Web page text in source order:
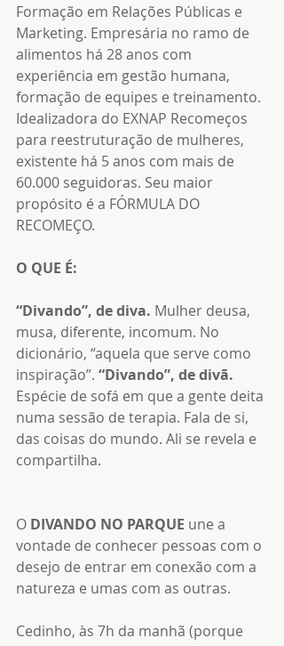
Formação em Relações Públicas e
Marketing. Empresária no ramo de
alimentos há 28 anos com
experiência em gestão humana,
formação de equipes e treinamento.
Idealizadora do EXNAP Recomeços
para reestruturação de mulheres,
existente há 5 anos com mais de
60.000 seguidoras. Seu maior
propósito é a FÓRMULA DO
RECOMEÇO.
O QUE É:
“Divando”, de diva. Mulher deusa,
musa, diferente, incomum. No
dicionário, “aquela que serve como
inspiração”. “Divando”, de divã.
Espécie de sofá em que a gente deita
numa sessão de terapia. Fala de si,
das coisas do mundo. Ali se revela e
compartilha.
O DIVANDO NO PARQUE une a
vontade de conhecer pessoas com o
desejo de entrar em conexão com a
natureza e umas com as outras.
Cedinho, às 7h da manhã (porque